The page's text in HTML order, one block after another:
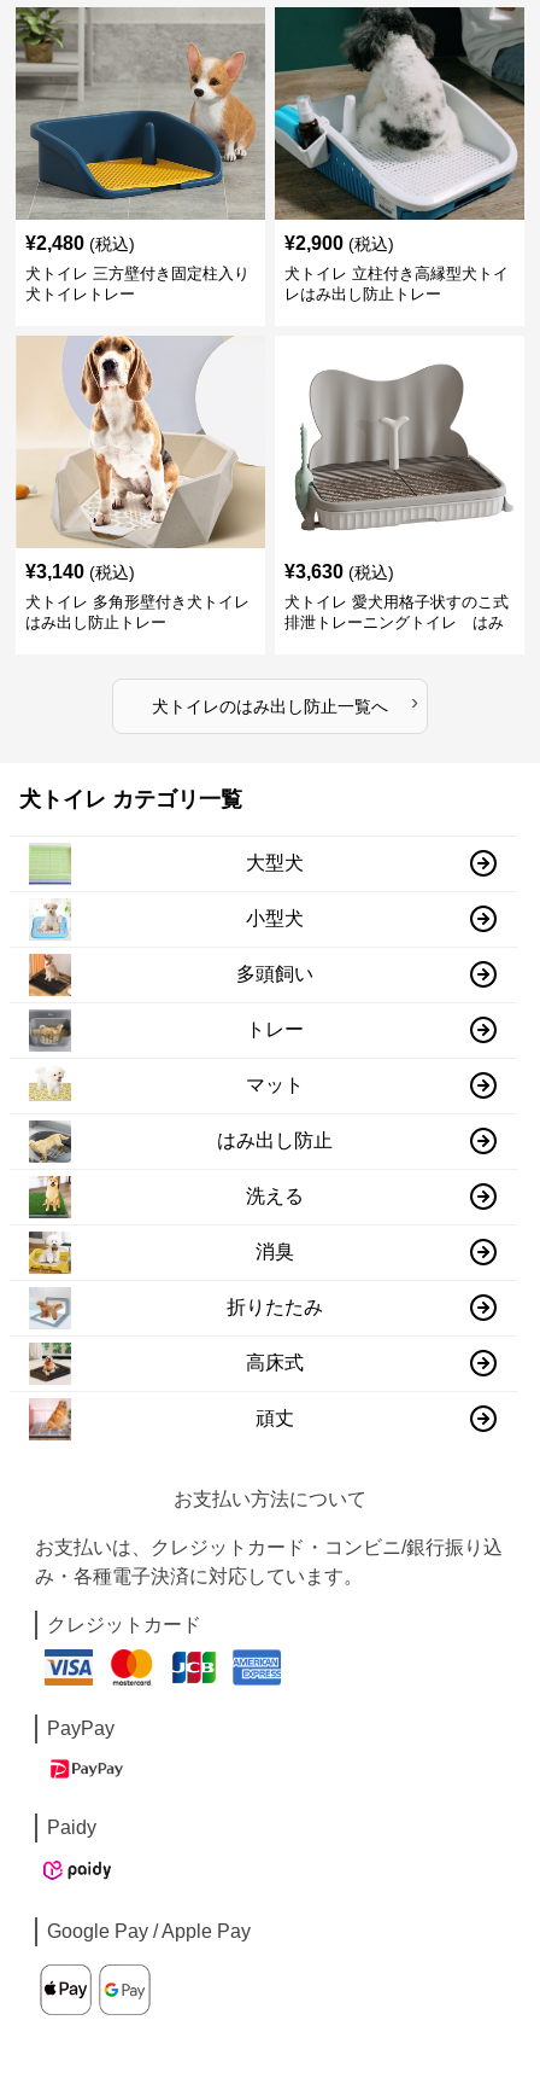
¥2,480 (税込)
犬トイレ 三方壁付き固定柱入り
犬トイレトレー
¥2,900 (税込)
犬トイレ 立柱付き高縁型犬トイ
レはみ出し防止トレー
¥3,140 (税込)
犬トイレ 多角形壁付き犬トイレ
はみ出し防止トレー
¥3,630 (税込)
犬トイレ 愛犬用格子状すのこ式
排泄トレーニングトイレ はみ
犬トイレのはみ出し防止一覧へ ›
犬トイレ カテゴリ一覧
大型犬
小型犬
多頭飼い
トレー
マット
はみ出し防止
洗える
消臭
折りたたみ
高床式
頑丈
お支払い方法について
お支払いは、クレジットカード・コンビニ/銀行振り込
み・各種電子決済に対応しています。
クレジットカード
PayPay
Paidy
Google Pay / Apple Pay